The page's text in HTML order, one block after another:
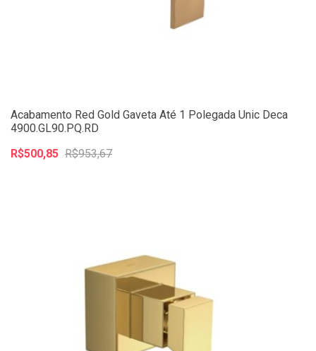
Acabamento Red Gold Gaveta Até 1 Polegada Unic Deca
4900.GL90.PQ.RD
R$500,85 R$953,67